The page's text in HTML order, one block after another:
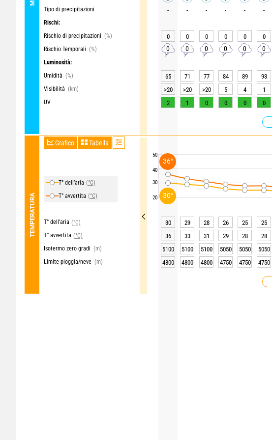
Tipo di precipitazioni
Rischi:
Rischio di precipitazioni (%)
Rischio Temporali (%)
Luminosità:
Umidità (%)
Visibilità (km)
UV
TEMPERATURA
Grafico Tabella
T° dell’aria (°C)
T° avvertita (°C)
T° dell’aria (°C)
T° avvertita (°C)
Isotermo zero gradi (m)
Limite pioggia/neve (m)
50
40
30
20
- - - - - -
0 0 0 0 0 0
0 0 0 0 0 0
65 71 77 84 89 93
>20
>20 >20 5 4 1
2
1 0 0 0 0
30 29 28 26 25 25
36
33 31 29 28 28
5100
5100 5100 5050 5050 5050
4800
4800 4800 4750 4750 4750
30°
36°